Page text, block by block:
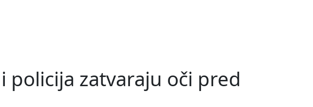
policija zatvaraju oči pred